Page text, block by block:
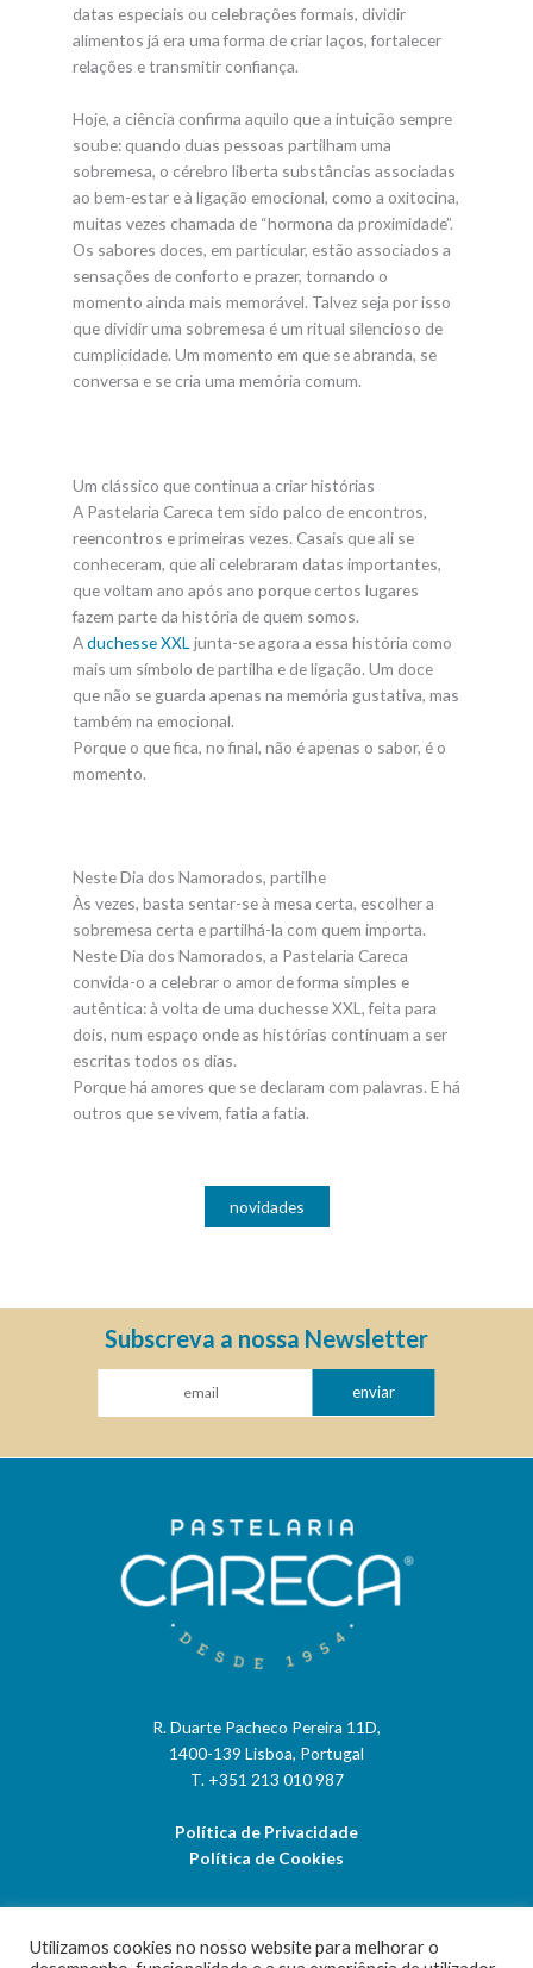
datas especiais ou celebrações formais, dividir
alimentos já era uma forma de criar laços, fortalecer
relações e transmitir confiança.
Hoje, a ciência confirma aquilo que a intuição sempre
soube: quando duas pessoas partilham uma
sobremesa, o cérebro liberta substâncias associadas
ao bem-estar e à ligação emocional, como a oxitocina,
muitas vezes chamada de “hormona da proximidade”.
Os sabores doces, em particular, estão associados a
sensações de conforto e prazer, tornando o
momento ainda mais memorável. Talvez seja por isso
que dividir uma sobremesa é um ritual silencioso de
cumplicidade. Um momento em que se abranda, se
conversa e se cria uma memória comum.
Um clássico que continua a criar histórias
A Pastelaria Careca tem sido palco de encontros,
reencontros e primeiras vezes. Casais que ali se
conheceram, que ali celebraram datas importantes,
que voltam ano após ano porque certos lugares
fazem parte da história de quem somos.
Aduchesse XXL junta-se agora a essa história como
mais um símbolo de partilha e de ligação. Um doce
que não se guarda apenas na memória gustativa, mas
também na emocional.
Porque o que fica, no final, não é apenas o sabor, é o
momento.
Neste Dia dos Namorados, partilhe
Às vezes, basta sentar-se à mesa certa, escolher a
sobremesa certa e partilhá-la com quem importa.
Neste Dia dos Namorados, a Pastelaria Careca
convida-o a celebrar o amor de forma simples e
autêntica: à volta de uma duchesse XXL, feita para
dois, num espaço onde as histórias continuam a ser
escritas todos os dias.
Porque há amores que se declaram com palavras. E há
outros que se vivem, fatia a fatia.
novidades
Subscreva a nossa Newsletter
enviar
R. Duarte Pacheco Pereira 11D,
1400-139 Lisboa, Portugal
T. +351 213 010 987
Política de Privacidade
Política de Cookies
Utilizamos cookies no nosso website para melhorar o